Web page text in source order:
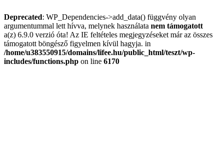
Deprecated: WP_Dependencies->add_data() függvény olyan
argumentummal lett hívva, melynek használata nem támogatott
a(z) 6.9.0 verzió óta! Az IE feltételes megjegyzéseket már az összes
támogatott böngésző figyelmen kívül hagyja. in
/home/u383550915/domains/lifee.hu/public_html/teszt/wp-
includes/functions.php on line 6170